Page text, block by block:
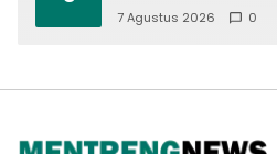
Batusangkar,
7 Agustus 2026 0